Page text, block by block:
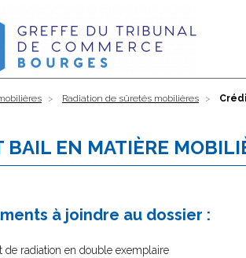
Radiation de sûretés mobilières
BAIL EN MATIÈRE
à joindre au dossier :
de radiation en double exemplaire